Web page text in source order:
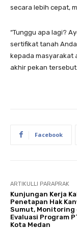
secara lebih cepat,
“Tunggu apa lagi?
sertifikat tanah
kepada masyarakat
akhir pekan tersebut.
Facebook
ARTIKULLI PARAPRAK
Kunjungan Kerja
Penetapan Hak
Sumut, Monitoring
Evaluasi Program
Kota Medan